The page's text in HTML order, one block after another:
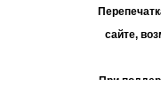
сайте,
При